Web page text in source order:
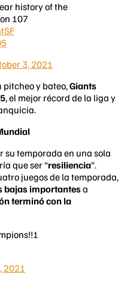
history of the
107
3, 2021
pitcheo y bateo,Giants
, el mejor récord de la liga y
su temporada en una sola
que ser “resiliencia”.
juegos de la temporada,
bajas importantesa
terminó con la
2021